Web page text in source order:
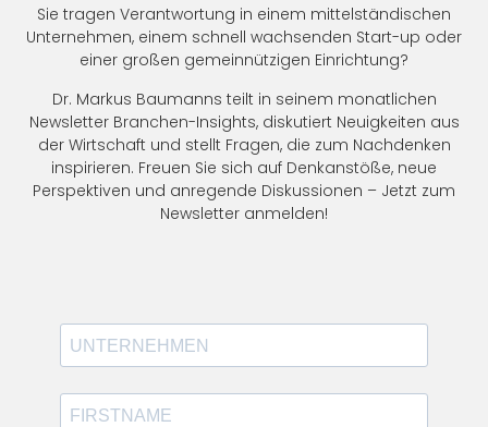
Sie tragen Verantwortung in einem mittelständischen
Unternehmen, einem schnell wachsenden Start-up oder
einer großen gemeinnützigen Einrichtung?
Dr. Markus Baumanns teilt in seinem monatlichen
Newsletter Branchen-Insights, diskutiert Neuigkeiten aus
der Wirtschaft und stellt Fragen, die zum Nachdenken
inspirieren. Freuen Sie sich auf Denkanstöße, neue
Perspektiven und anregende Diskussionen – Jetzt zum
Newsletter anmelden!